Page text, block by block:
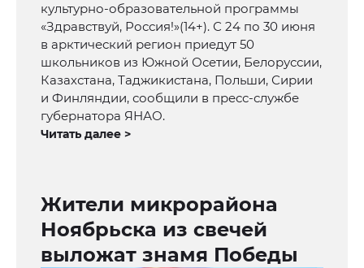
культурно-образовательной программы
«Здравствуй, Россия!»(14+). С 24 по 30 июня
в арктический регион приедут 50
школьников из Южной Осетии, Белоруссии,
Казахстана, Таджикистана, Польши, Сирии
и Финляндии, сообщили в пресс-службе
губернатора ЯНАО.
Читать далее >
Жители микрорайона
Ноябрьска из свечей
выложат знамя Победы